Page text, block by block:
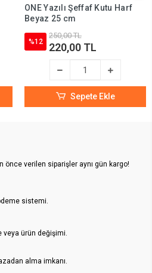
ONE Yazılı Şeffaf Kutu Harf
Beyaz 25 cm
%12
250,00 TL
220,00 TL
Sepete Ekle
önce verilen siparişler aynı gün kargo!
sistemi.
veya ürün değişimi.
alma imkanı.